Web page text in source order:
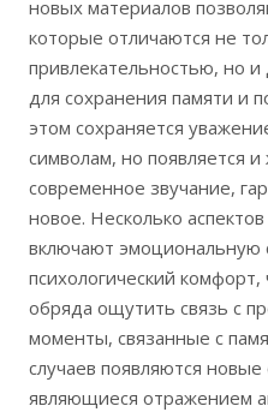
новых материалов
которые отличаются не
привлекательностью, но
для сохранения памяти и
этом сохраняется
символам, но появляется
современное звучание,
новое. Несколько
включают эмоциональную
психологический комфорт,
обряда ощутить связь с
моменты, связанные с
случаев появляются
являющиеся отражением